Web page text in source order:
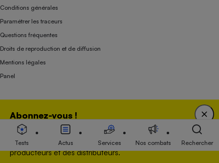
Abonnez-vous !
Bénéficiez d'une expertise unique tout en soutenant
une association 100 % indépendante de l'Etat, des
producteurs et des distributeurs.
Conditions générales
Paramétrer les traceurs
Questions fréquentes
Droits de reproduction et de diffusion
Mentions légales
Panel
Association indépendante de l’État, des syndicats, des producteurs et des
distributeurs depuis 1951.
Tests Actus Services Nos combats Rechercher